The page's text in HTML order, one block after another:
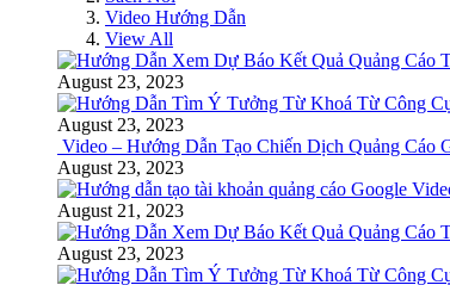
Video Hướng Dẫn
View All
August 23, 2023
August 23, 2023
Video – Hướng Dẫn Tạo Chiến Dịch Quảng Cáo
August 23, 2023
August 21, 2023
August 23, 2023